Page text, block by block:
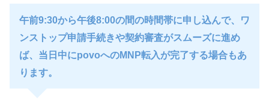
午前9:30から午後8:00の間の時間帯に申し込んで、ワ
ンストップ申請手続きや契約審査がスムーズに進め
ば、当日中にpovoへのMNP転入が完了する場合もあ
ります。